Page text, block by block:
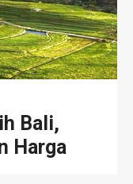
Bali,
Harga